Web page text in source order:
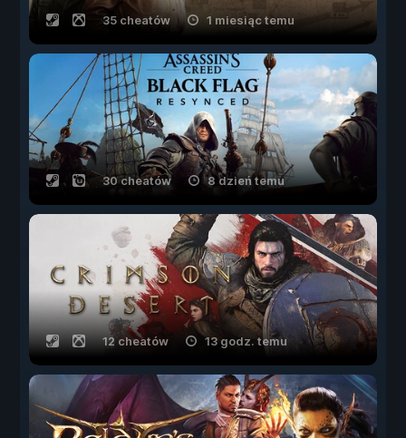
35 cheatów 1 miesiąc temu
30 cheatów 8 dzień temu
12 cheatów 13 godz. temu